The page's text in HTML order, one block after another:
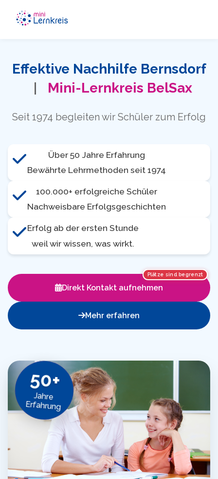
Effektive Nachhilfe Bernsdorf
|
Mini-Lernkreis BelSax
Seit 1974 begleiten wir Schüler zum Erfolg
Über 50 Jahre Erfahrung
Bewährte Lehrmethoden seit 1974
100.000+ erfolgreiche Schüler
Nachweisbare Erfolgsgeschichten
Erfolg ab der ersten Stunde
weil wir wissen, was wirkt.
Plätze sind begrenzt
Direkt Kontakt aufnehmen
Mehr erfahren
50+
Jahre
Erfahrung